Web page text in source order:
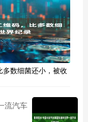
数细菌还小，被收
流汽车